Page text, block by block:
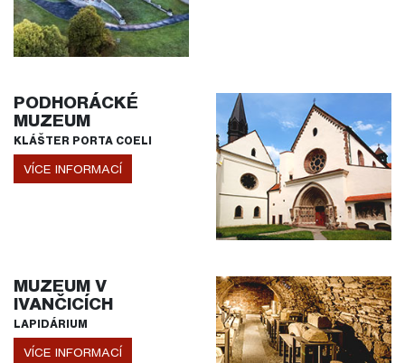
PODHORÁCKÉ
MUZEUM
KLÁŠTER PORTA COELI
VÍCE INFORMACÍ
MUZEUM V
IVANČICÍCH
LAPIDÁRIUM
VÍCE INFORMACÍ